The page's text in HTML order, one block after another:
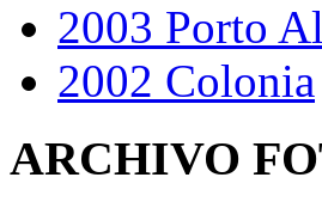
2003 Porto
2002 Colonia
ARCHIVO